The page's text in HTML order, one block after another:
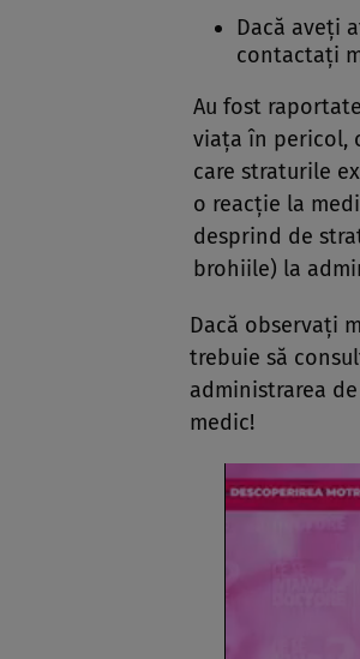
Dacă aveţi
contactaţi
Au fost
viaţa în pericol,
care straturile
o reacţie la
desprind de
brohiile) la
Dacă observaţi
trebuie să
administrarea
medic!